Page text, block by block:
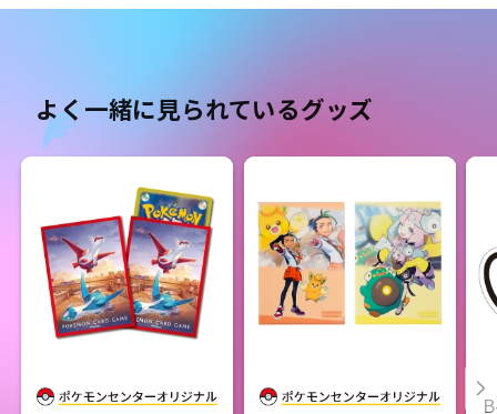
よく一緒に見られているグッズ